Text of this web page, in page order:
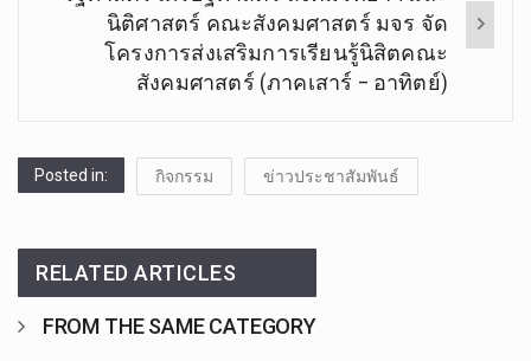
นิติศาสตร์ คณะสังคมศาสตร์ มจร จัด
โครงการส่งเสริมการเรียนรู้นิสิตคณะ
สังคมศาสตร์ (ภาคเสาร์ – อาทิตย์)
Posted in: กิจกรรม ข่าวประชาสัมพันธ์
RELATED ARTICLES
FROM THE SAME CATEGORY